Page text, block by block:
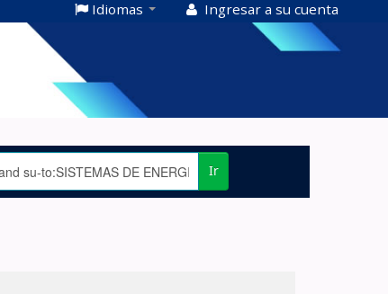
Idiomas Ingresar a su cuenta
Ir